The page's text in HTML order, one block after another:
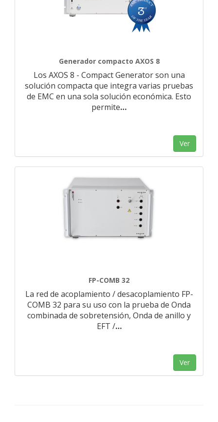
Generador compacto AXOS 8
Los AXOS 8 - Compact Generator son una
solución compacta que integra varias pruebas
de EMC en una sola solución económica. Esto
permite…
Ver
FP-COMB 32
La red de acoplamiento / desacoplamiento FP-
COMB 32 para su uso con la prueba de Onda
combinada de sobretensión, Onda de anillo y
EFT /…
Ver